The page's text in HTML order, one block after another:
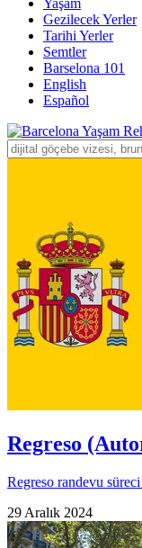
Yaşam
Gezilecek Yerler
Tarihi Yerler
Semtler
Barselona 101
English
Español
Regreso
Regreso randevu
29 Aralık 2024